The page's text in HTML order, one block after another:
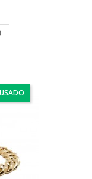
USADO